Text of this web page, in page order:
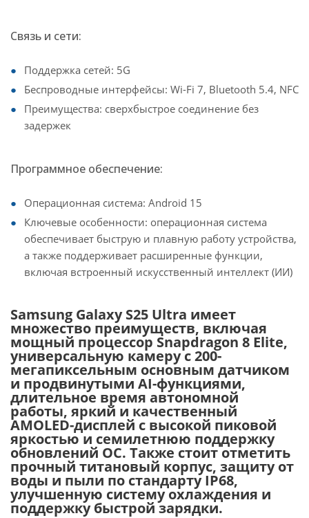
Связь и сети:
Поддержка сетей: 5G
Беспроводные интерфейсы: Wi-Fi 7, Bluetooth 5.4, NFC
Преимущества: сверхбыстрое соединение без
задержек
Программное обеспечение:
Операционная система: Android 15
Ключевые особенности: операционная система
обеспечивает быструю и плавную работу устройства,
а также поддерживает расширенные функции,
включая встроенный искусственный интеллект (ИИ)
Samsung Galaxy S25 Ultra имеет
множество преимуществ, включая
мощный процессор Snapdragon 8 Elite,
универсальную камеру с 200-
мегапиксельным основным датчиком
и продвинутыми AI-функциями,
длительное время автономной
работы, яркий и качественный
AMOLED-дисплей с высокой пиковой
яркостью и семилетнюю поддержку
обновлений ОС. Также стоит отметить
прочный титановый корпус, защиту от
воды и пыли по стандарту IP68,
улучшенную систему охлаждения и
поддержку быстрой зарядки.